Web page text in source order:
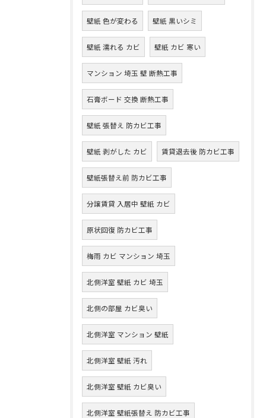
壁紙 色が変わる 壁紙 黒いシミ
壁紙 濡れる カビ 壁紙 カビ 寒い
マンション 埼玉 壁 断熱工事
石膏ボード 交換 断熱工事
壁紙 張替え 防カビ工事
壁紙 剥がした カビ 賃貸退去後 防カビ工事
壁紙張替え前 防カビ工事
分譲賃貸 入居中 壁紙 カビ
原状回復 防カビ工事
梅雨 カビ マンション 埼玉
北側洋室 壁紙 カビ 埼玉
北側の部屋 カビ臭い
北側洋室 マンション 壁紙
北側洋室 壁紙 汚れ
北側洋室 壁紙 カビ臭い
北側洋室 壁紙張替え 防カビ工事